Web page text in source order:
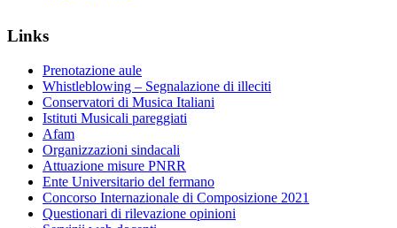
Links
Prenotazione aule
Whistleblowing – Segnalazione di illeciti
Conservatori di Musica Italiani
Istituti Musicali pareggiati
Afam
Organizzazioni sindacali
Attuazione misure PNRR
Ente Universitario del fermano
Concorso Internazionale di Composizione 2021
Questionari di rilevazione opinioni